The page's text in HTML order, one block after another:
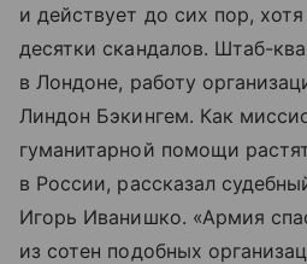
и действует до сих пор,
десятки скандалов. Штаб-
в Лондоне, работу
Линдон Бэкингем. Как
гуманитарной помощи
в России, рассказал
Игорь Иванишко. «Армия
из сотен подобных